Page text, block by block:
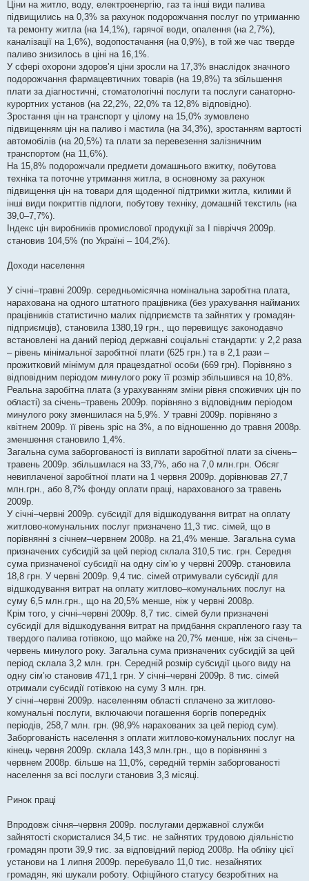
Ціни на житло, воду, електроенергію, газ та інші види палива
підвищились на 0,3% за рахунок подорожчання послуг по утриманню
та ремонту житла (на 14,1%), гарячої води, опалення (на 2,7%),
каналізації на 1,6%), водопостачання (на 0,9%), в той же час тверде
паливо знизилось в ціні на 16,1%.
У сфері охорони здоров’я ціни зросли на 17,3% внаслідок значного
подорожчання фармацевтичних товарів (на 19,8%) та збільшення
плати за діагностичні, стоматологічні послуги та послуги санаторно-
курортних установ (на 22,2%, 22,0% та 12,8% відповідно).
Зростання цін на транспорт у цілому на 15,0% зумовлено
підвищенням цін на паливо і мастила (на 34,3%), зростанням вартості
автомобілів (на 20,5%) та плати за перевезення залізничним
транспортом (на 11,6%).
На 15,8% подорожчали предмети домашнього вжитку, побутова
техніка та поточне утримання житла, в основному за рахунок
підвищення цін на товари для щоденної підтримки житла, килими й
інші види покриттів підлоги, побутову техніку, домашній текстиль (на
39,0–7,7%).
Індекс цін виробників промислової продукції за І півріччя 2009р.
становив 104,5% (по Україні – 104,2%).
Доходи населення
У січні–травні 2009р. середньомісячна номінальна заробітна плата,
нарахована на одного штатного працівника (без урахування найманих
працівників статистично малих підприємств та зайнятих у громадян-
підприємців), становила 1380,19 грн., що перевищує законодавчо
встановлені на даний період державні соціальні стандарти: у 2,2 раза
– рівень мінімальної заробітної плати (625 грн.) та в 2,1 рази –
прожитковий мінімум для працездатної особи (669 грн). Порівняно з
відповідним періодом минулого року її розмір збільшився на 10,8%.
Реальна заробітна плата (з урахуванням зміни рівня споживчих цін по
області) за січень–травень 2009р. порівняно з відповідним періодом
минулого року зменшилася на 5,9%. У травні 2009р. порівняно з
квітнем 2009р. її рівень зріс на 3%, а по відношенню до травня 2008р.
зменшення становило 1,4%.
Загальна сума заборгованості із виплати заробітної плати за січень–
травень 2009р. збільшилася на 33,7%, або на 7,0 млн.грн. Обсяг
невиплаченої заробітної плати на 1 червня 2009р. дорівнював 27,7
млн.грн., або 8,7% фонду оплати праці, нарахованого за травень
2009р.
У січні–червні 2009р. субсидії для відшкодування витрат на оплату
житлово-комунальних послуг призначено 11,3 тис. сімей, що в
порівнянні з січнем–червнем 2008р. на 21,4% менше. Загальна сума
призначених субсидій за цей період склала 310,5 тис. грн. Середня
сума призначеної субсидії на одну сім’ю у червні 2009р. становила
18,8 грн. У червні 2009р. 9,4 тис. сімей отримували субсидії для
відшкодування витрат на оплату житлово–комунальних послуг на
суму 6,5 млн.грн., що на 20,5% менше, ніж у червні 2008р.
Крім того, у січні–червні 2009р. 8,7 тис. сімей були призначені
субсидії для відшкодування витрат на придбання скрапленого газу та
твердого палива готівкою, що майже на 20,7% менше, ніж за січень–
червень минулого року. Загальна сума призначених субсидій за цей
період склала 3,2 млн. грн. Середній розмір субсидії цього виду на
одну сім’ю становив 471,1 грн. У січні–червні 2009р. 8 тис. сімей
отримали субсидії готівкою на суму 3 млн. грн.
У січні–червні 2009р. населенням області сплачено за житлово-
комунальні послуги, включаючи погашення боргів попередніх
періодів, 258,7 млн. грн. (98,9% нарахованих за цей період сум).
Заборгованість населення з оплати житлово-комунальних послуг на
кінець червня 2009р. склала 143,3 млн.грн., що в порівнянні з
червнем 2008р. більше на 11,0%, середній термін заборгованості
населення за всі послуги становив 3,3 місяці.
Ринок праці
Впродовж січня–червня 2009р. послугами державної служби
зайнятості скористалися 34,5 тис. не зайнятих трудовою діяльністю
громадян проти 39,9 тис. за відповідний період 2008р. На обліку цієї
установи на 1 липня 2009р. перебувало 11,0 тис. незайнятих
громадян, які шукали роботу. Офіційного статусу безробітних на